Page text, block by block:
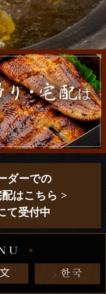
・宅配
報
ダーでの
はこちら >
て受付中